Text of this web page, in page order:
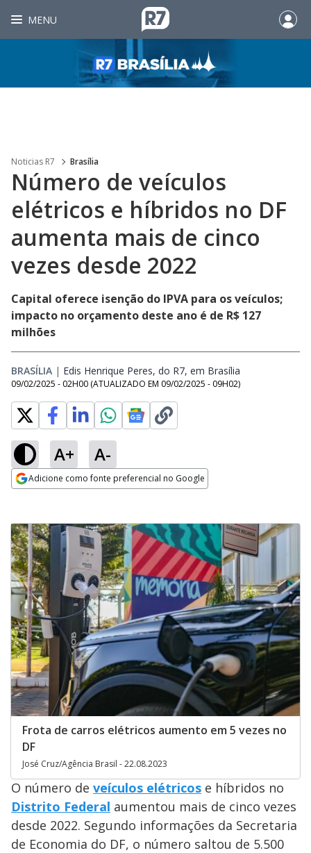
MENU
Noticias R7 Brasília
Número de veículos
elétricos e híbridos no DF
aumenta mais de cinco
vezes desde 2022
Capital oferece isenção do IPVA para os veículos;
impacto no orçamento deste ano é de R$ 127
milhões
BRASÍLIA | Edis Henrique Peres, do R7, em Brasília
09/02/2025 - 02H00 (ATUALIZADO EM 09/02/2025 - 09H02)
A+ A-
Adicione como fonte preferencial no Google
Frota de carros elétricos aumento em 5 vezes no
DF
José Cruz/Agência Brasil - 22.08.2023
O número de veículos elétricos e híbridos no
Distrito Federal aumentou mais de cinco vezes
desde 2022. Segundo informações da Secretaria
de Economia do DF, o número saltou de 5.500